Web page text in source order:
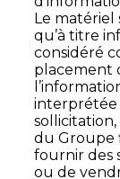
Le matériel
qu’à titre
considéré
placement
interprétée
du Groupe
fournir des
ou de